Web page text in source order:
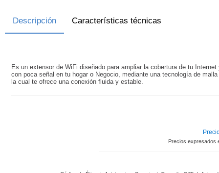
Descripción Características técnicas
Es un extensor de WiFi diseñado para ampliar la cobertura de tu
con poca señal en tu hogar o Negocio, mediante una tecnología de
la cual te ofrece una conexión fluida y estable.
Precios expresados